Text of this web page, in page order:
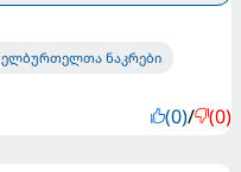
ნაკრები
(0)/ (0)